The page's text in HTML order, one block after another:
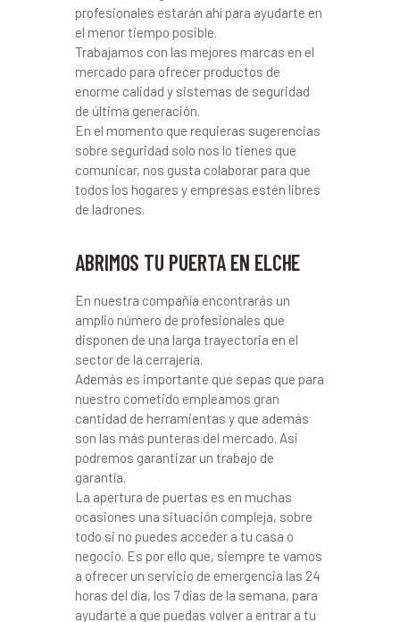
profesionales estarán ahí para ayudarte en
el menor tiempo posible.
Trabajamos con las mejores marcas en el
mercado para ofrecer productos de
enorme calidad y sistemas de seguridad
de última generación.
En el momento que requieras sugerencias
sobre seguridad solo nos lo tienes que
comunicar, nos gusta colaborar para que
todos los hogares y empresas estén libres
de ladrones.
ABRIMOS TU PUERTA EN ELCHE
En nuestra compañía encontrarás un
amplio número de profesionales que
disponen de una larga trayectoria en el
sector de la cerrajería.
Además es importante que sepas que para
nuestro cometido empleamos gran
cantidad de herramientas y que además
son las más punteras del mercado. Así
podremos garantizar un trabajo de
garantía.
La apertura de puertas es en muchas
ocasiones una situación compleja, sobre
todo si no puedes acceder a tu casa o
negocio. Es por ello que, siempre te vamos
a ofrecer un servicio de emergencia las 24
horas del día, los 7 días de la semana, para
ayudarte a que puedas volver a entrar a tu